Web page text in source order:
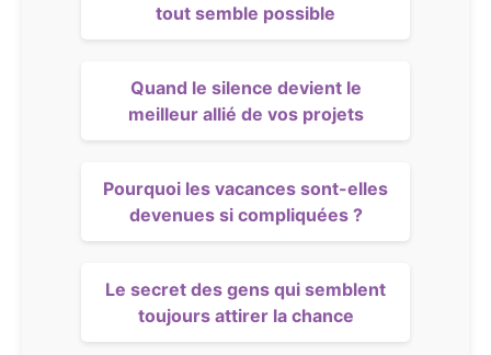
tout semble possible
Quand le silence devient le
meilleur allié de vos projets
Pourquoi les vacances sont-elles
devenues si compliquées ?
Le secret des gens qui semblent
toujours attirer la chance